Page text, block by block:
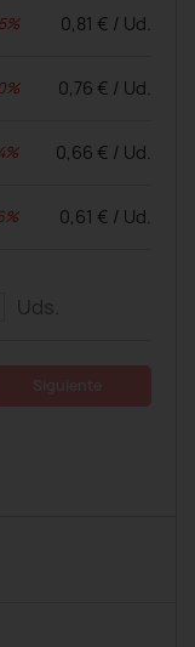
0,81 € / Ud.
0,76 € / Ud.
0,66 € / Ud.
0,61 € / Ud.
Uds.